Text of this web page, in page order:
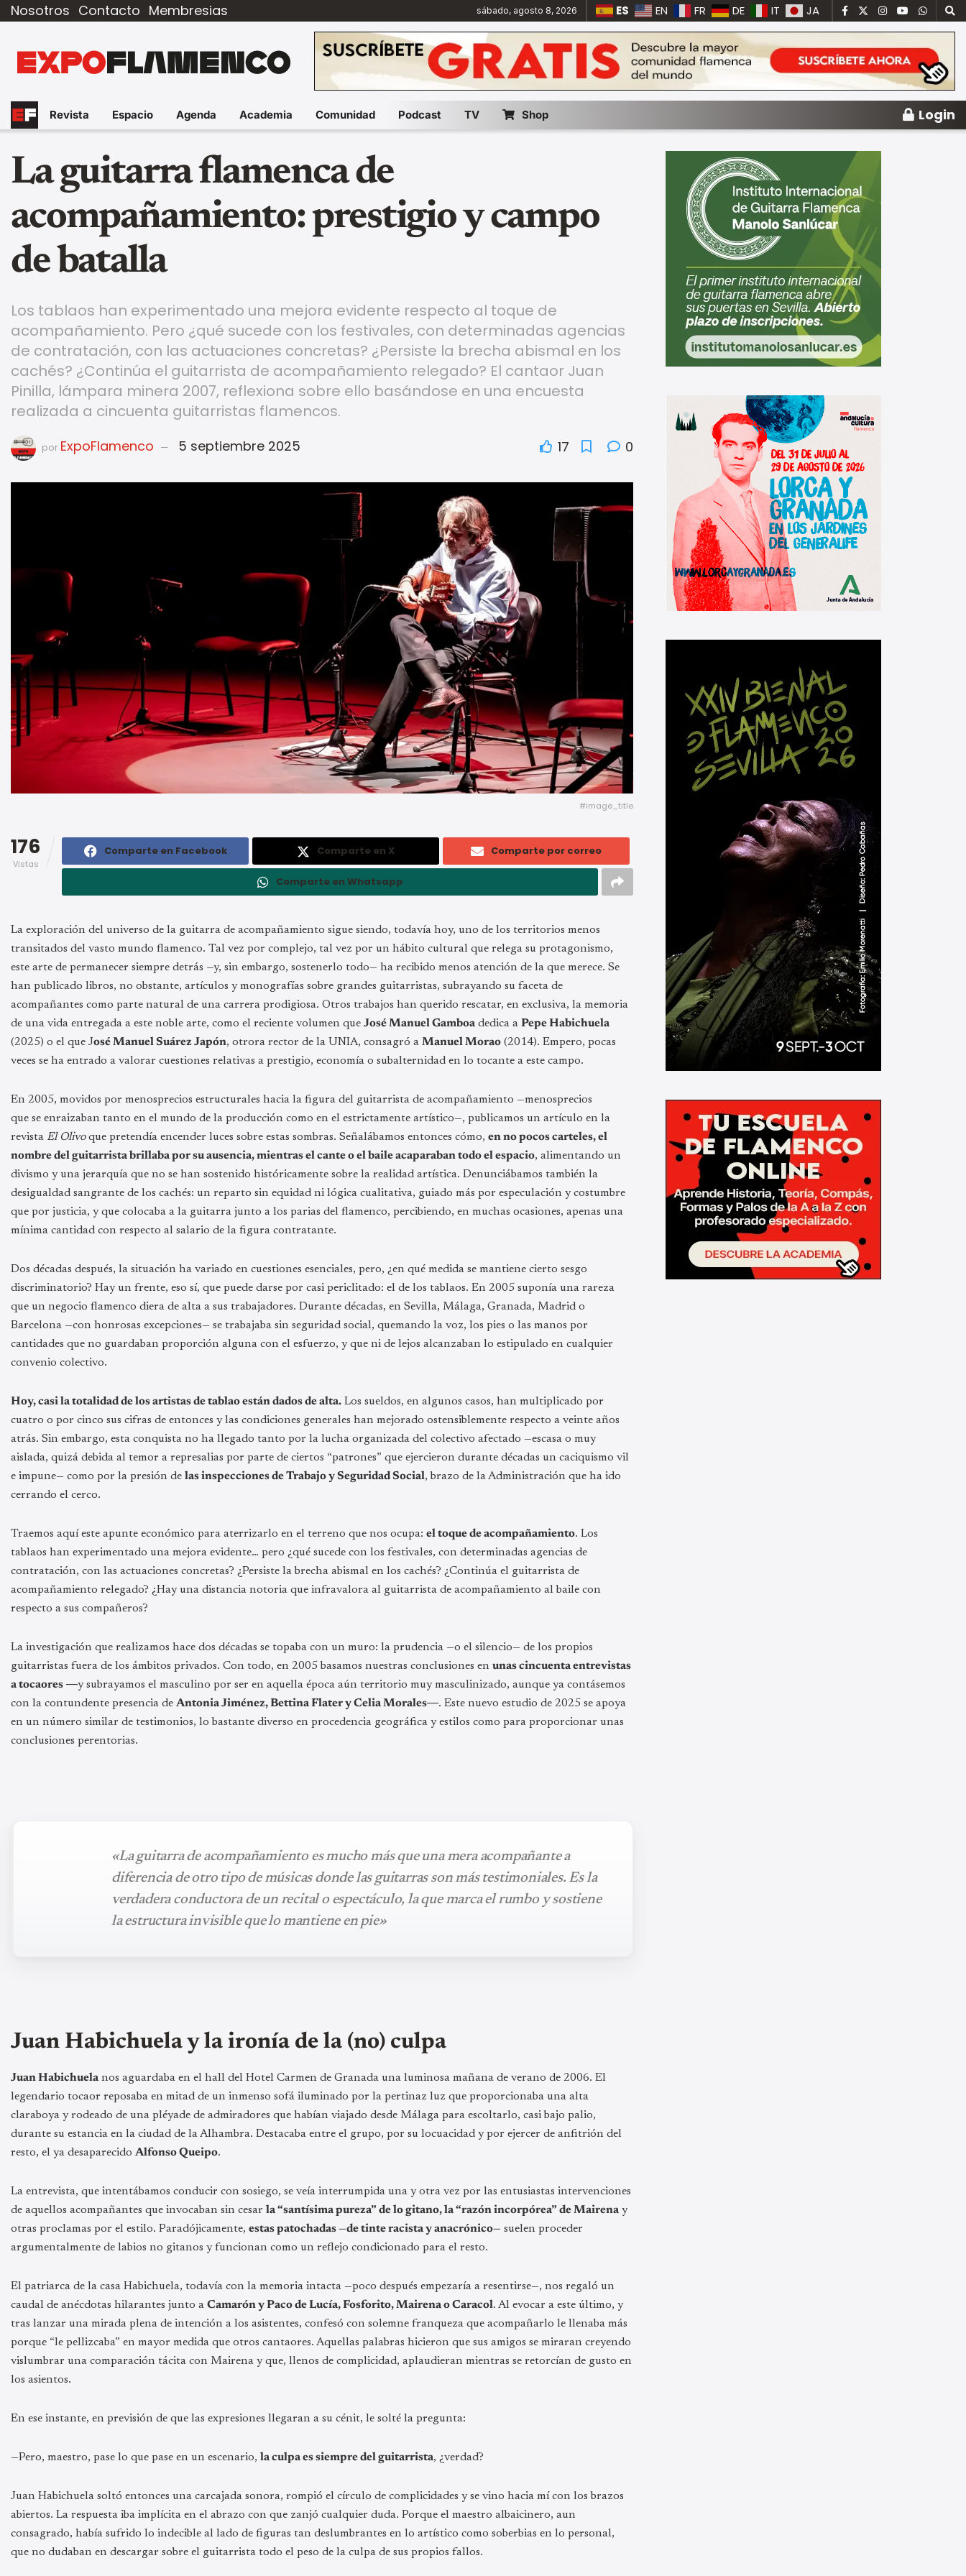
Nosotros Contacto Membresias sábado, agosto 8, 2026 ES EN FR DE IT JA
Revista Espacio Agenda Academia Comunidad Podcast TV Shop Login
La guitarra flamenca de
acompañamiento: prestigio y campo
de batalla
Los tablaos han experimentado una mejora evidente respecto al toque de
acompañamiento. Pero ¿qué sucede con los festivales, con determinadas agencias
de contratación, con las actuaciones concretas? ¿Persiste la brecha abismal en los
cachés? ¿Continúa el guitarrista de acompañamiento relegado? El cantaor Juan
Pinilla, lámpara minera 2007, reflexiona sobre ello basándose en una encuesta
realizada a cincuenta guitarristas flamencos.
por ExpoFlamenco 5 septiembre 2025 17 0
#image_title
176
Vistas
Comparte en Facebook Comparte en X Comparte por correo
Comparte en Whatsapp
La exploración del universo de la guitarra de acompañamiento sigue siendo, todavía hoy, uno de los territorios menos
transitados del vasto mundo flamenco. Tal vez por complejo, tal vez por un hábito cultural que relega su protagonismo,
este arte de permanecer siempre detrás —y, sin embargo, sostenerlo todo— ha recibido menos atención de la que merece. Se
han publicado libros, no obstante, artículos y monografías sobre grandes guitarristas, subrayando su faceta de
acompañantes como parte natural de una carrera prodigiosa. Otros trabajos han querido rescatar, en exclusiva, la memoria
de una vida entregada a este noble arte, como el reciente volumen que José Manuel Gamboa dedica a Pepe Habichuela
(2025) o el que José Manuel Suárez Japón, otrora rector de la UNIA, consagró a Manuel Morao (2014). Empero, pocas
veces se ha entrado a valorar cuestiones relativas a prestigio, economía o subalternidad en lo tocante a este campo.
En 2005, movidos por menosprecios estructurales hacia la figura del guitarrista de acompañamiento —menosprecios
que se enraizaban tanto en el mundo de la producción como en el estrictamente artístico—, publicamos un artículo en la
revista El Olivoque pretendía encender luces sobre estas sombras. Señalábamos entonces cómo, en no pocos carteles, el
nombre del guitarrista brillaba por su ausencia, mientras el cante o el baile acaparaban todo el espacio, alimentando un
divismo y una jerarquía que no se han sostenido históricamente sobre la realidad artística. Denunciábamos también la
desigualdad sangrante de los cachés: un reparto sin equidad ni lógica cualitativa, guiado más por especulación y costumbre
que por justicia, y que colocaba a la guitarra junto a los parias del flamenco, percibiendo, en muchas ocasiones, apenas una
mínima cantidad con respecto al salario de la figura contratante.
Dos décadas después, la situación ha variado en cuestiones esenciales, pero, ¿en qué medida se mantiene cierto sesgo
discriminatorio? Hay un frente, eso sí, que puede darse por casi periclitado: el de los tablaos. En 2005 suponía una rareza
que un negocio flamenco diera de alta a sus trabajadores. Durante décadas, en Sevilla, Málaga, Granada, Madrid o
Barcelona —con honrosas excepciones— se trabajaba sin seguridad social, quemando la voz, los pies o las manos por
cantidades que no guardaban proporción alguna con el esfuerzo, y que ni de lejos alcanzaban lo estipulado en cualquier
convenio colectivo.
Hoy, casi la totalidad de los artistas de tablao están dados de alta. Los sueldos, en algunos casos, han multiplicado por
cuatro o por cinco sus cifras de entonces y las condiciones generales han mejorado ostensiblemente respecto a veinte años
atrás. Sin embargo, esta conquista no ha llegado tanto por la lucha organizada del colectivo afectado —escasa o muy
aislada, quizá debida al temor a represalias por parte de ciertos “patrones” que ejercieron durante décadas un caciquismo vil
e impune— como por la presión de las inspecciones de Trabajo y Seguridad Social, brazo de la Administración que ha ido
cerrando el cerco.
Traemos aquí este apunte económico para aterrizarlo en el terreno que nos ocupa: el toque de acompañamiento. Los
tablaos han experimentado una mejora evidente… pero ¿qué sucede con los festivales, con determinadas agencias de
contratación, con las actuaciones concretas? ¿Persiste la brecha abismal en los cachés? ¿Continúa el guitarrista de
acompañamiento relegado? ¿Hay una distancia notoria que infravalora al guitarrista de acompañamiento al baile con
respecto a sus compañeros?
La investigación que realizamos hace dos décadas se topaba con un muro: la prudencia —o el silencio— de los propios
guitarristas fuera de los ámbitos privados. Con todo, en 2005 basamos nuestras conclusiones en unas cincuenta entrevistas
a tocaores ―y subrayamos el masculino por ser en aquella época aún territorio muy masculinizado, aunque ya contásemos
con la contundente presencia de Antonia Jiménez, Bettina Flater y Celia Morales―. Este nuevo estudio de 2025 se apoya
en un número similar de testimonios, lo bastante diverso en procedencia geográfica y estilos como para proporcionar unas
conclusiones perentorias.
«La guitarra de acompañamiento es mucho más que una mera acompañante a
diferencia de otro tipo de músicas donde las guitarras son más testimoniales. Es la
verdadera conductora de un recital o espectáculo, la que marca el rumbo y sostiene
la estructura invisible que lo mantiene en pie»
Juan Habichuela y la ironía de la (no) culpa
Juan Habichuela nos aguardaba en el hall del Hotel Carmen de Granada una luminosa mañana de verano de 2006. El
legendario tocaor reposaba en mitad de un inmenso sofá iluminado por la pertinaz luz que proporcionaba una alta
claraboya y rodeado de una pléyade de admiradores que habían viajado desde Málaga para escoltarlo, casi bajo palio,
durante su estancia en la ciudad de la Alhambra. Destacaba entre el grupo, por su locuacidad y por ejercer de anfitrión del
resto, el ya desaparecido Alfonso Queipo.
La entrevista, que intentábamos conducir con sosiego, se veía interrumpida una y otra vez por las entusiastas intervenciones
de aquellos acompañantes que invocaban sin cesar la “santísima pureza” de lo gitano, la “razón incorpórea” de Mairena y
otras proclamas por el estilo. Paradójicamente, estas patochadas —de tinte racista y anacrónico— suelen proceder
argumentalmente de labios no gitanos y funcionan como un reflejo condicionado para el resto.
El patriarca de la casa Habichuela, todavía con la memoria intacta —poco después empezaría a resentirse—, nos regaló un
caudal de anécdotas hilarantes junto a Camarón y Paco de Lucía, Fosforito, Mairena o Caracol. Al evocar a este último, y
tras lanzar una mirada plena de intención a los asistentes, confesó con solemne franqueza que acompañarlo le llenaba más
porque “le pellizcaba” en mayor medida que otros cantaores. Aquellas palabras hicieron que sus amigos se miraran creyendo
vislumbrar una comparación tácita con Mairena y que, llenos de complicidad, aplaudieran mientras se retorcían de gusto en
los asientos.
En ese instante, en previsión de que las expresiones llegaran a su cénit, le solté la pregunta:
—Pero, maestro, pase lo que pase en un escenario, la culpa es siempre del guitarrista, ¿verdad?
Juan Habichuela soltó entonces una carcajada sonora, rompió el círculo de complicidades y se vino hacia mí con los brazos
abiertos. La respuesta iba implícita en el abrazo con que zanjó cualquier duda. Porque el maestro albaicinero, aun
consagrado, había sufrido lo indecible al lado de figuras tan deslumbrantes en lo artístico como soberbias en lo personal,
que no dudaban en descargar sobre el guitarrista todo el peso de la culpa de sus propios fallos.